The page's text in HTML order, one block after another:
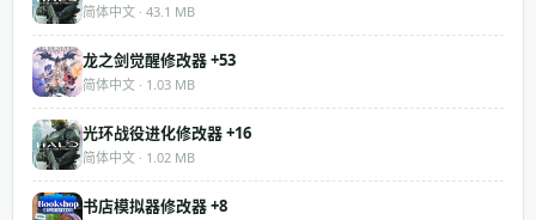
简体中文 · 43.1 MB
龙之剑觉醒修改器 +53
简体中文 · 1.03 MB
光环战役进化修改器 +16
简体中文 · 1.02 MB
书店模拟器修改器 +8